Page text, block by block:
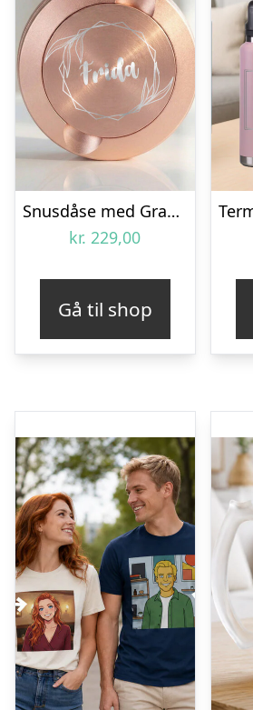
Snusdåse med Gravering – Egen Tekst
kr. 229,00
Gå til shop